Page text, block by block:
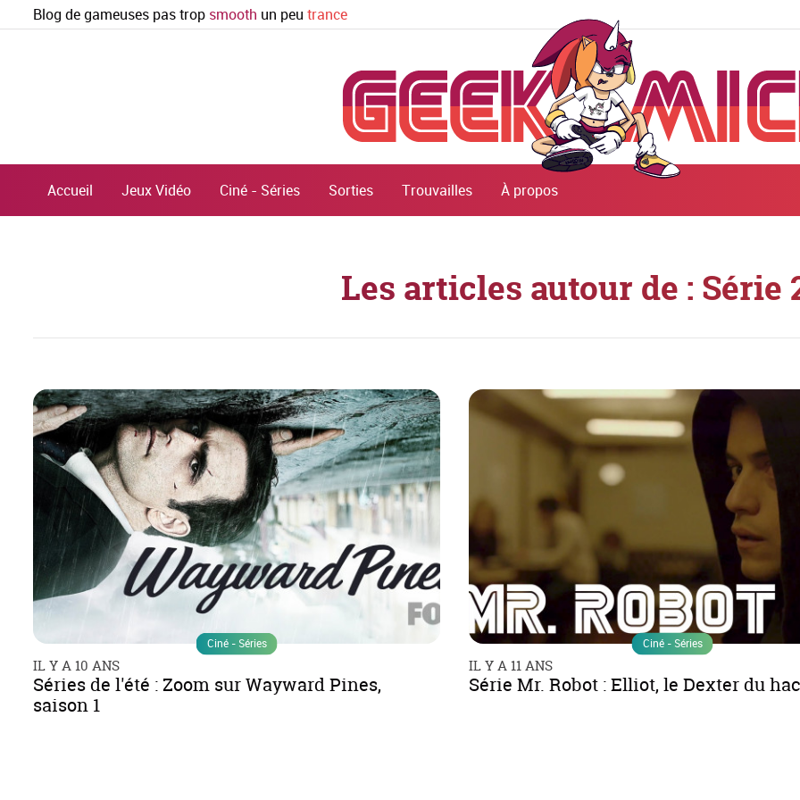
Blog de gameuses pas trop smooth un peu trance
Accueil Jeux Vidéo Ciné - Séries Sorties Trouvailles À propos
Les articles autour de : Série
Ciné - Séries
IL Y A 10 ANS
Séries de l'été : Zoom sur Wayward Pines,
saison 1
Ciné - Séries
IL Y A 11 ANS
Série Mr. Robot : Elliot, le Dexter du